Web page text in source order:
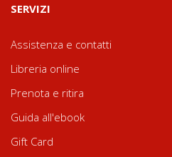
SERVIZI
Assistenza e contatti
Libreria online
Prenota e ritira
Guida all'ebook
Gift Card